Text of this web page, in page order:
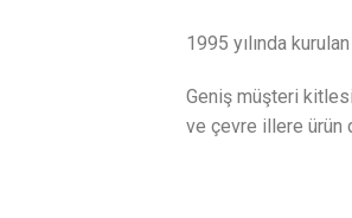
1995 yılında
Geniş müşteri
ve çevre illere ürün